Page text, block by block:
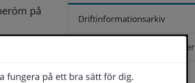
fungera på ett bra sätt för dig.
på
vi ska
får du
Driftinformationsarkiv
Hantering av personuppgifter
Kontakta oss